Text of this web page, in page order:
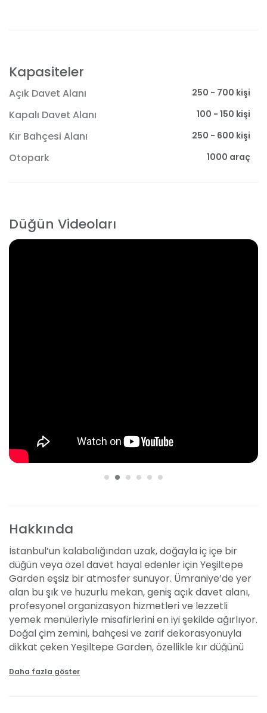
Kapasiteler
Açık Davet Alanı 250 - 700 kişi
Kapalı Davet Alanı 100 - 150 kişi
Kır Bahçesi Alanı 250 - 600 kişi
Otopark 1000 araç
Düğün Videoları
Hakkında
İstanbul’un kalabalığından uzak, doğayla iç içe bir
düğün veya özel davet hayal edenler için Yeşiltepe
Garden eşsiz bir atmosfer sunuyor. Ümraniye’de yer
alan bu şık ve huzurlu mekan, geniş açık davet alanı,
profesyonel organizasyon hizmetleri ve lezzetli
yemek menüleriyle misafirlerini en iyi şekilde ağırlıyor.
Doğal çim zemini, bahçesi ve zarif dekorasyonuyla
dikkat çeken Yeşiltepe Garden, özellikle kır düğünü
Daha fazla göster